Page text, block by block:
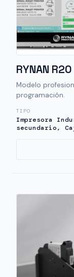
RYNAN R20
Modelo
programación.
TIPO
Impresora
secundario,